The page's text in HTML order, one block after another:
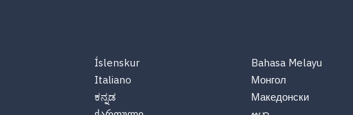
Íslenskur
Italiano
ಕನ್ನಡ
Bahasa Melayu
Монгол
Македонски